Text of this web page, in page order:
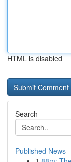
HTML is disabled
Search
Published News